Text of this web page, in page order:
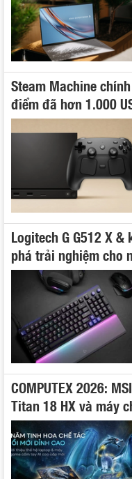
Steam Machine
điểm đã hơn 1.000
Logitech G G512 X
phá trải nghiệm cho
COMPUTEX 2026:
Titan 18 HX và máy